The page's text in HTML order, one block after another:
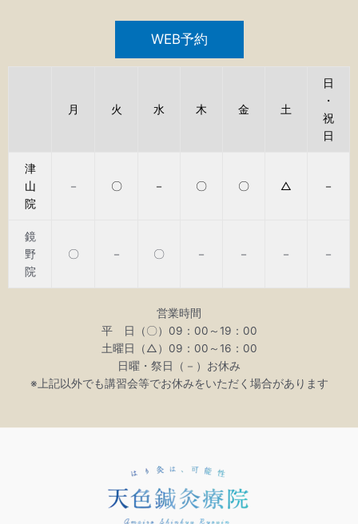
WEB予約
月 火 水 木 金 土
日
・
祝
日
津
山
院
－ 〇 － 〇 〇 △ －
鏡
野
院
〇 － 〇 － － － －
営業時間
平 日（〇）09：00～19：00
土曜日（△）09：00～16：00
日曜・祭日（－）お休み
※上記以外でも講習会等でお休みをいただく場合があります